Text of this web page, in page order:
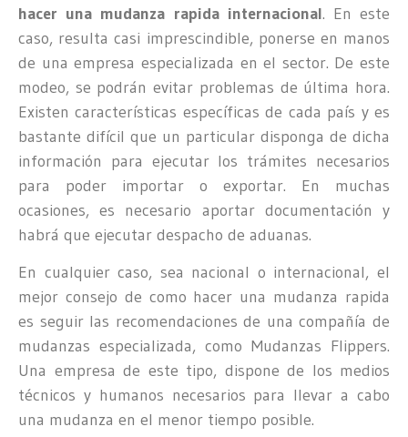
hacer una mudanza rapida internacional. En este
caso, resulta casi imprescindible, ponerse en manos
de una empresa especializada en el sector. De este
modeo, se podrán evitar problemas de última hora.
Existen características específicas de cada país y es
bastante difícil que un particular disponga de dicha
información para ejecutar los trámites necesarios
para poder importar o exportar. En muchas
ocasiones, es necesario aportar documentación y
habrá que ejecutar despacho de aduanas.
En cualquier caso, sea nacional o internacional, el
mejor consejo de como hacer una mudanza rapida
es seguir las recomendaciones de una compañía de
mudanzas especializada, como Mudanzas Flippers.
Una empresa de este tipo, dispone de los medios
técnicos y humanos necesarios para llevar a cabo
una mudanza en el menor tiempo posible.